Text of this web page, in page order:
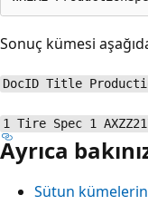
Sonuç kümesi
DocID Title
1 Tire Spec 1
Ayrıca
Sütun